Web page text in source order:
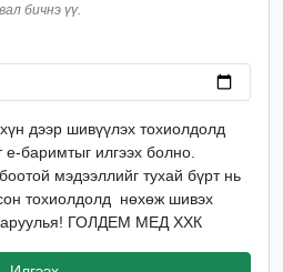
бичнэ үү.
дээр шивүүлэх тохиолдолд
е-баримтыг илгээх болно.
мэдээллийг тухай бүрт нь
тохиолдолд нөхөж шивэх
ГОЛДЕМ МЕД ХХК